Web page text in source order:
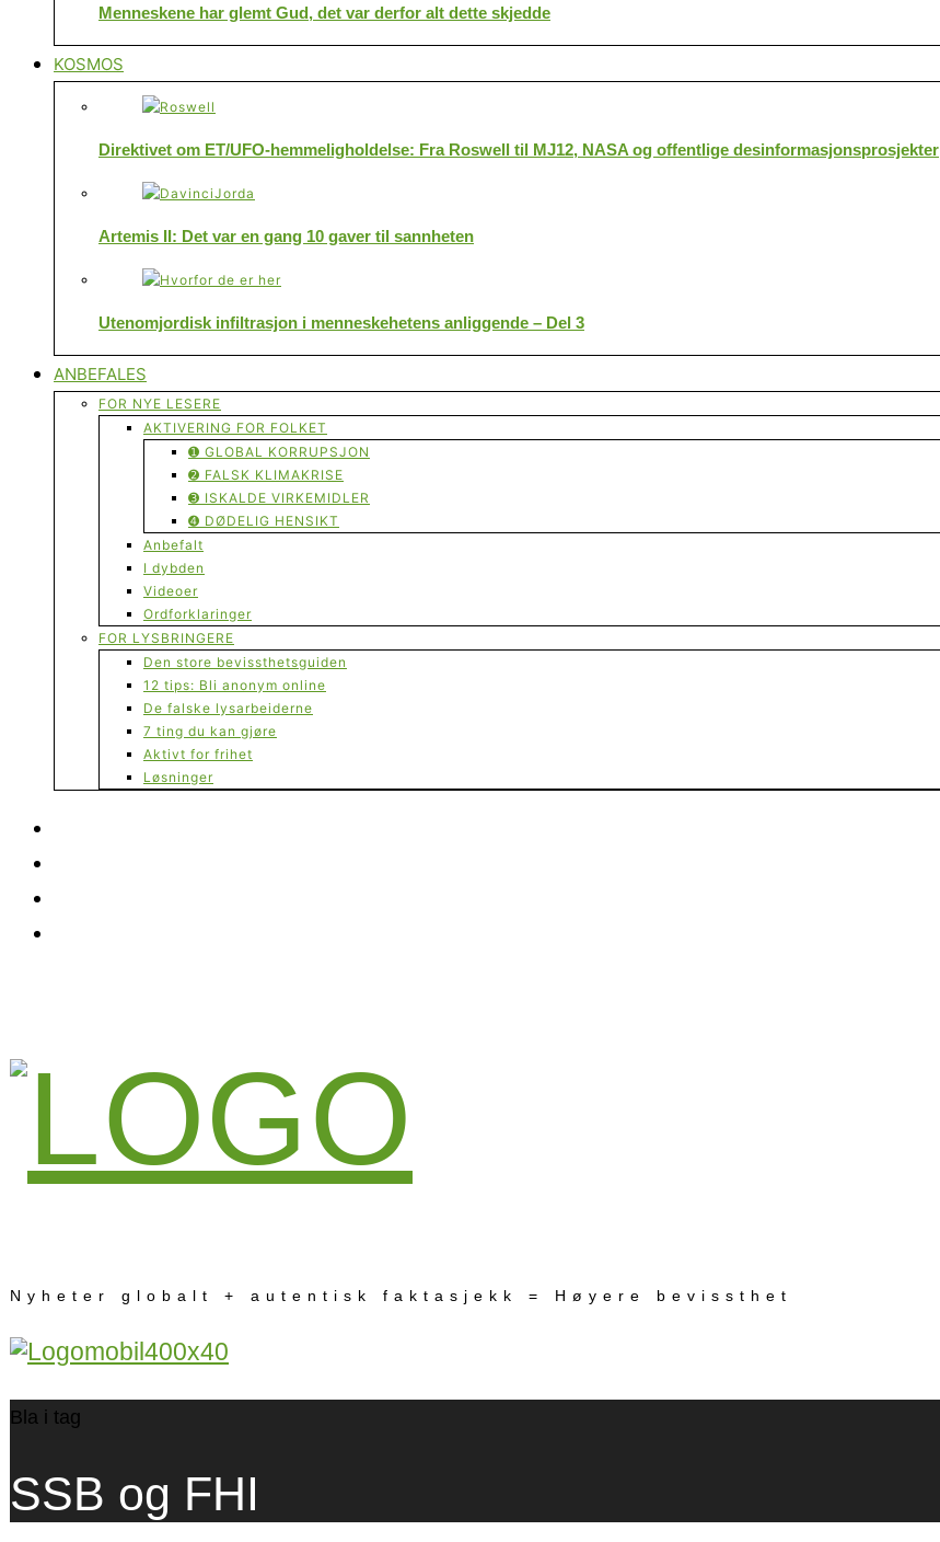
Menneskene har glemt Gud, det var derfor alt dette skjedde
KOSMOS
Direktivet om ET/UFO-hemmeligholdelse: Fra Roswell til MJ12, NASA og offentlige desinformasjonsprosjekter
Artemis II: Det var en gang 10 gaver til sannheten
Utenomjordisk infiltrasjon i menneskehetens anliggende – Del 3
ANBEFALES
FOR NYE LESERE
AKTIVERING FOR FOLKET
➊ GLOBAL KORRUPSJON
➋ FALSK KLIMAKRISE
➌ ISKALDE VIRKEMIDLER
➍ DØDELIG HENSIKT
Anbefalt
I dybden
Videoer
Ordforklaringer
FOR LYSBRINGERE
Den store bevissthetsguiden
12 tips: Bli anonym online
De falske lysarbeiderne
7 ting du kan gjøre
Aktivt for frihet
Løsninger
Nyheter globalt + autentisk faktasjekk = Høyere bevissthet
Bla i tag
SSB og FHI